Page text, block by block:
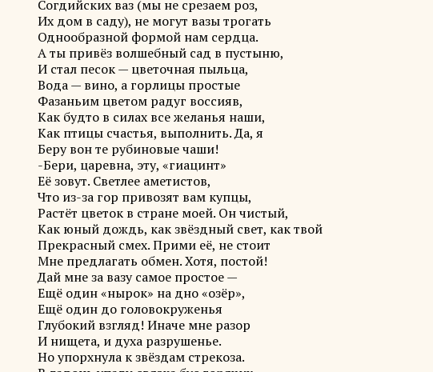
Согдийских ваз (мы не срезаем роз,
Их дом в саду), не могут вазы трогать
Однообразной формой нам сердца.
А ты привёз волшебный сад в пустыню,
И стал песок — цветочная пыльца,
Вода — вино, а горлицы простые
Фазаньим цветом радуг воссияв,
Как будто в силах все желанья наши,
Как птицы счастья, выполнить. Да, я
Беру вон те рубиновые чаши!
-Бери, царевна, эту, «гиацинт»
Её зовут. Светлее аметистов,
Что из-за гор привозят вам купцы,
Растёт цветок в стране моей. Он чистый,
Как юный дождь, как звёздный свет, как твой
Прекрасный смех. Прими её, не стоит
Мне предлагать обмен. Хотя, постой!
Дай мне за вазу самое простое —
Ещё один «нырок» на дно «озёр»,
Ещё один до головокруженья
Глубокий взгляд! Иначе мне разор
И нищета, и духа разрушенье.
Но упорхнула к звёздам стрекоза.